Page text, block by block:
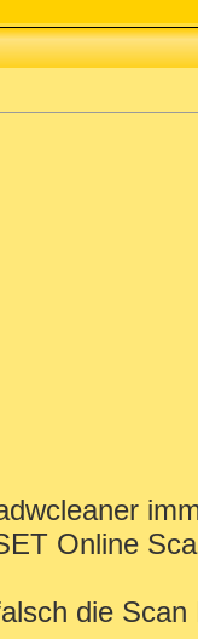
Online
die